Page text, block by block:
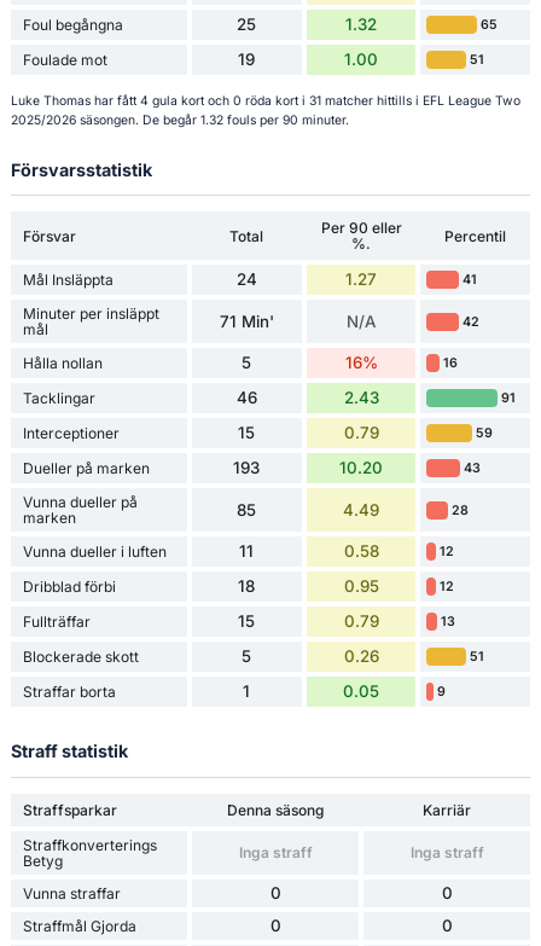
Foul begångna 25 1.32 65
Foulade mot 19 1.00 51
Luke Thomas har fått 4 gula kort och 0 röda kort i 31 matcher hittills i EFL League Two
2025/2026 säsongen. De begår 1.32 fouls per 90 minuter.
Försvarsstatistik
Försvar Total
Per 90 eller
%.
Percentil
Mål Insläppta 24 1.27 41
Minuter per insläppt
mål
71 Min' N/A 42
Hålla nollan 5 16% 16
Tacklingar 46 2.43 91
Interceptioner 15 0.79 59
Dueller på marken 193 10.20 43
Vunna dueller på
marken
85 4.49 28
Vunna dueller i luften 11 0.58 12
Dribblad förbi 18 0.95 12
Fullträffar 15 0.79 13
Blockerade skott 5 0.26 51
Straffar borta 1 0.05 9
Straff statistik
Straffsparkar Denna säsong
Karriär
Straffkonverterings
Betyg
Inga straff Inga straff
Vunna straffar 0 0
Straffmål Gjorda 0 0